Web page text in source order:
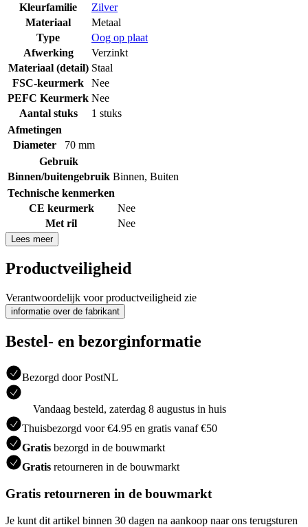
Kleurfamilie
Zilver
Materiaal
Metaal
Type
Oog op plaat
Afwerking
Verzinkt
Materiaal (detail) Staal
FSC-keurmerk
Nee
PEFC Keurmerk Nee
Aantal stuks
1 stuks
Afmetingen
Diameter
70 mm
Gebruik
Binnen/buitengebruik Binnen, Buiten
Technische kenmerken
CE keurmerk
Nee
Met ril
Nee
Lees meer
Productveiligheid
Verantwoordelijk voor productveiligheid zie
informatie over de fabrikant
Bestel- en bezorginformatie
Bezorgd door PostNL
Vandaag besteld, zaterdag 8 augustus in huis
Thuisbezorgd voor €4.95 en gratis vanaf €50
Gratis bezorgd in de bouwmarkt
Gratis retourneren in de bouwmarkt
Gratis retourneren in de bouwmarkt
Je kunt dit artikel binnen 30 dagen na aankoop naar ons terugsturen